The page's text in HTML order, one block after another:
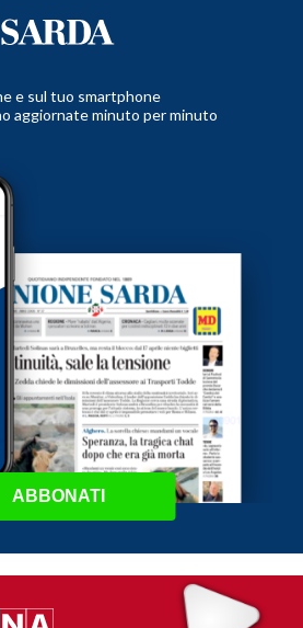
e sul tuo smartphone
aggiornate minuto per minuto
ABBONATI